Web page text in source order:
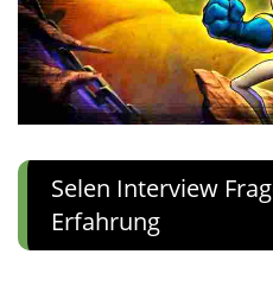
Selen Interview
Erfahrung